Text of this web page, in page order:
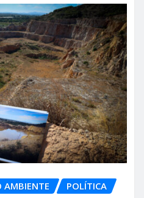
AMBIENTE POLÍTICA